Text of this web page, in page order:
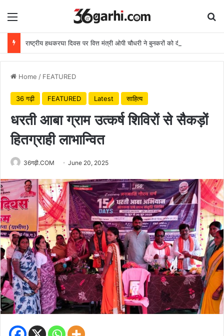
Menu
Home / FEATURED
36 गढ़ी FEATURED Latest साहित्य
धरती आबा ग्राम उत्कर्ष शिविरों से सैकड़ों
हितग्राही लाभान्वित
36गढ़ी.COM June 20, 2025